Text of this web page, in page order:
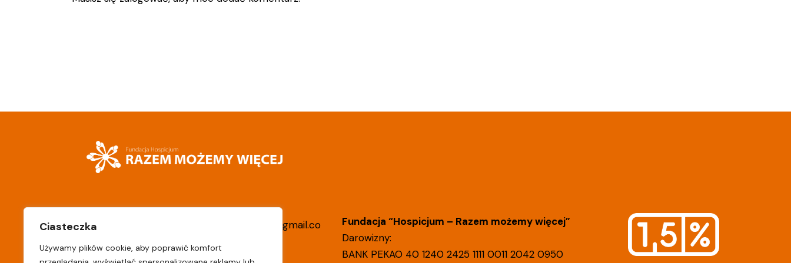
Ciasteczka
Używamy plików cookie, aby poprawić komfort
Stawska 322
hospicjum.deblin@gmail.co
Fundacja “Hospicjum – Razem możemy więcej”
Darowizny:
BANK PEKAO 40 1240 2425 1111 0011 2042 0950